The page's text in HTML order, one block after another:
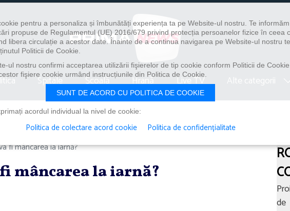
Spitale Școală Hrană Live TV
fi mâncarea la iarnă?
mâncarea la iarnă?
de
pentru a personaliza și îmbunătăți experiența ta pe Website-ul nostru. Te
propuse de Regulamentul (UE) 2016/679 privind protecția persoanelor fizice în ceea
libera circulație a acestor date. Înainte de a continua navigarea pe Website-ul nostru
Politicii de Cookie.
ul nostru confirmi acceptarea utilizării fişierelor de tip cookie conform Politicii de
fişiere cookie urmând instrucțiunile din Politica de Cookie.
SUNT DE ACORD CU POLITICA DE COOKIE
acordul individual la nivel de cookie:
Politica de colectare acord cookie Politica de confidențialitate